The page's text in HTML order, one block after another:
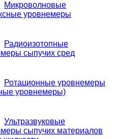
Микроволновые
уровнемеры
Радиоизотопные
сыпучих сред
Ротационные уровнемеры
уровнемеры)
Ультразвуковые
сыпучих материалов